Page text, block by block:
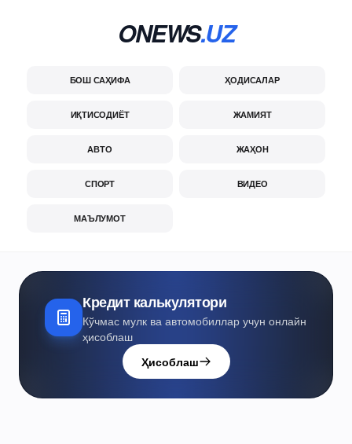
ONEWS.UZ
БОШ САҲИФА ҲОДИСАЛАР
ИҚТИСОДИЁТ ЖАМИЯТ
АВТО ЖАҲОН
СПОРТ ВИДЕО
МАЪЛУМОТ
Кредит калькулятори
Кўчмас мулк ва автомобиллар учун онлайн
ҳисоблаш
Ҳисоблаш